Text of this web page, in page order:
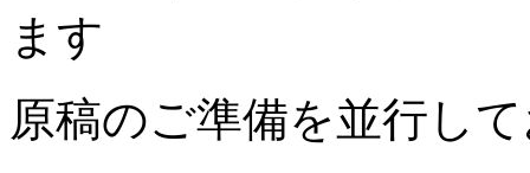
ます
原稿のご準備を並行し